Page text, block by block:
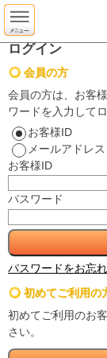
ログイン
会員の方
会員の方は、お客
ワードを入力して
お客様ID
メールアドレス
お客様ID
パスワード
パスワードをお忘
初めてご利用の
初めてご利用のお
さい。